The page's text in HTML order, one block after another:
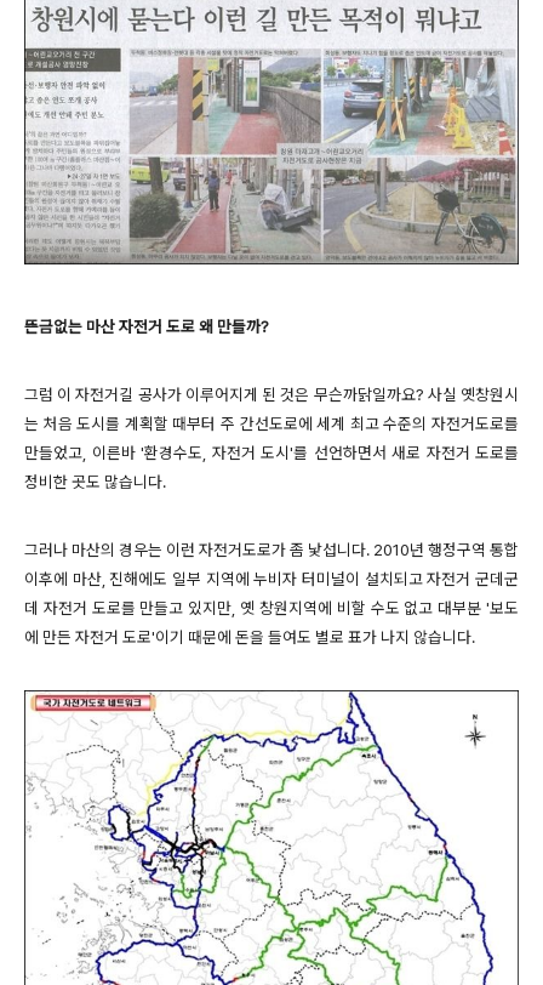
뜬금없는 마산 자전거 도로 왜 만들까?
그럼 이 자전거길 공사가 이루어지게 된 것은 무슨까닭일까요? 사실 옛창원시
는 처음 도시를 계획할 때부터 주 간선도로에 세계 최고 수준의 자전거도로를
만들었고, 이른바 '환경수도, 자전거 도시'를 선언하면서 새로 자전거 도로를
정비한 곳도 많습니다.
그러나 마산의 경우는 이런 자전거도로가 좀 낯섭니다. 2010년 행정구역 통합
이후에 마산, 진해에도 일부 지역에누비자 터미널이 설치되고 자전거 군데군
데 자전거 도로를 만들고 있지만, 옛 창원지역에 비할 수도 없고 대부분 '보도
에 만든 자전거 도로'이기 때문에 돈을 들여도 별로 표가 나지 않습니다.